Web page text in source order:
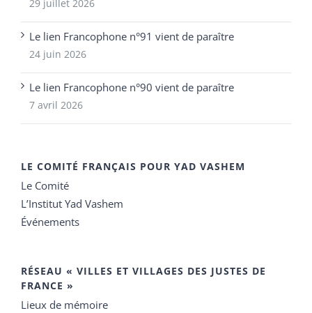
29 juillet 2026
Le lien Francophone n°91 vient de paraître
24 juin 2026
Le lien Francophone n°90 vient de paraître
7 avril 2026
LE COMITÉ FRANÇAIS POUR YAD VASHEM
Le Comité
L’Institut Yad Vashem
Événements
RÉSEAU « VILLES ET VILLAGES DES JUSTES DE
FRANCE »
Lieux de mémoire